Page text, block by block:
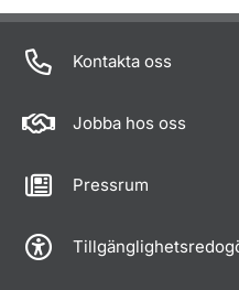
Om sidan
Kontakta oss
Jobba hos oss
Pressrum